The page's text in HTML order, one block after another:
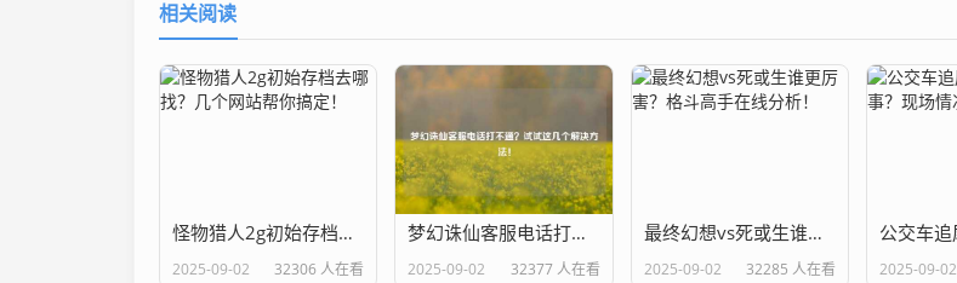
相关阅读
怪物猎人2g初始存档去哪找？几个网站帮你搞定！
2025-09-02 32306 人在看
梦幻诛仙客服电话打不通？试试这几个解决方法！
2025-09-02 32377 人在看
最终幻想vs死或生谁更厉害？格斗高手在线分析！
2025-09-02 32285 人在看 2025-09-02